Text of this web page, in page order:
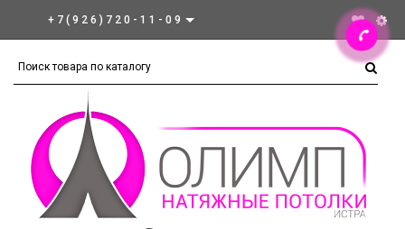
+7(926)720-11-09